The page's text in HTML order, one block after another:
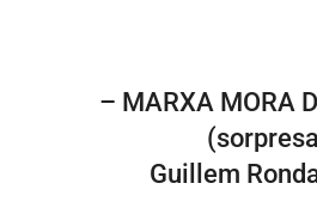
– MARXA MORA
Guillem